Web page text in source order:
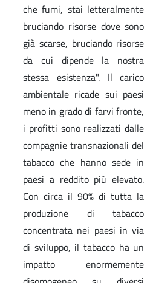
che fumi, stai letteralmente
bruciando risorse dove sono
già scarse, bruciando risorse
da cui dipende la nostra
stessa esistenza". Il carico
ambientale ricade sui paesi
meno in grado di farvi fronte,
i profitti sono realizzati dalle
compagnie transnazionali del
tabacco che hanno sede in
paesi a reddito più elevato.
Con circa il 90% di tutta la
produzione di tabacco
concentrata nei paesi in via
di sviluppo, il tabacco ha un
impatto enormemente